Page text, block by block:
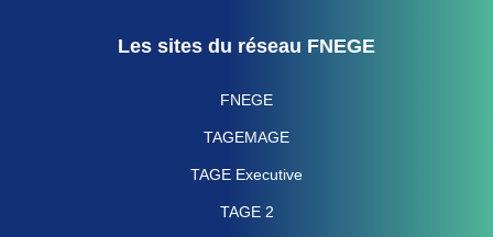
Les sites du réseau FNEGE
FNEGE
TAGEMAGE
TAGE Executive
TAGE 2